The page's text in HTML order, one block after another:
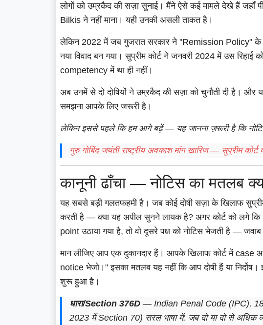
लोगों को उम्रकैद की सज़ा सुनाई। मैंने ऐसे कई मामले देखे हैं जहाँ
Bilkis ने नहीं माना। यही उनकी असली ताकत है।
लेकिन 2022 में जब गुजरात सरकार ने "Remission Policy" के
नया विवाद बन गया। सुप्रीम कोर्ट ने जनवरी 2024 में उस
competency में था ही नहीं।
अब उनमें से दो दोषियों ने उम्रकैद की सज़ा को चुनौती दी है।
समझना आपके लिए जरूरी है।
लेकिन इससे पहले कि हम आगे बढ़ें — यह जानना ज़रूरी है कि नोटिस
गुरु गोबिंद जयंती राष्ट्रीय अवकाश मांग खारिज — सुप्रीम
कानूनी ढाँचा — नोटिस का मतलब
यह सबसे बड़ी गलतफहमी है। जब कोई दोषी सज़ा के खिलाफ
करती है — क्या यह अपील सुनने लायक है? अगर कोर्ट को लगे
point उठाया गया है, तो वो दूसरे पक्ष को नोटिस भेजती है —
मान लीजिए आप एक दुकानदार हैं। आपके खिलाफ कोर्ट में
notice भेजो।" इसका मतलब यह नहीं कि आप दोषी हैं या
शुरू हुआ है।
धारा/Section 376D — Indian Penal Code (IPC),
2023 में Section 70) सरल भाषा में: जब दो या दो से अधिक